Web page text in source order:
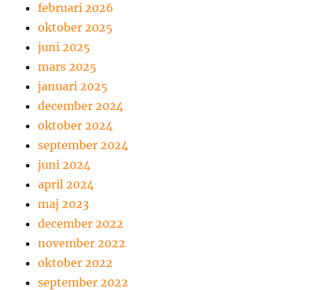
februari 2026
oktober 2025
juni 2025
mars 2025
januari 2025
december 2024
oktober 2024
september 2024
juni 2024
april 2024
maj 2023
december 2022
november 2022
oktober 2022
september 2022